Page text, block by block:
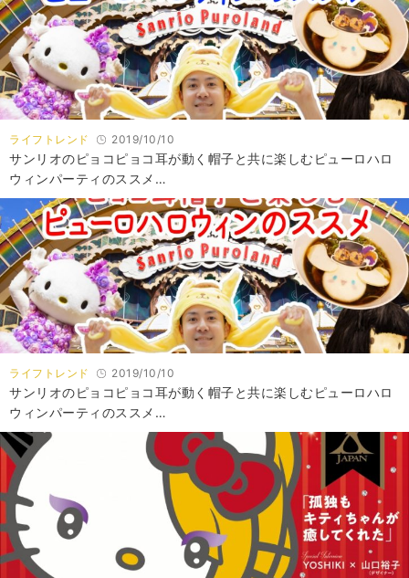
ライフトレンド 2019/10/10
サンリオのピョコピョコ耳が動く帽子と共に楽しむピューロハロ
ウィンパーティのススメ…
ライフトレンド 2019/10/10
サンリオのピョコピョコ耳が動く帽子と共に楽しむピューロハロ
ウィンパーティのススメ…